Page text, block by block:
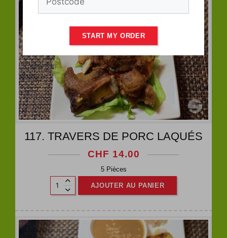
117. TRAVERS DE PORC LAQUÉS
CHF 14.00
5 Pièces
AJOUTER AU PANIER
START MY ORDER